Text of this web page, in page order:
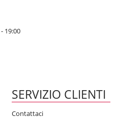
19:00
SERVIZIO CLIENTI
Contattaci